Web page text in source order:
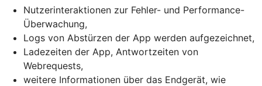
Nutzerinteraktionen zur Fehler- und Performance-
Überwachung,
Logs von Abstürzen der App werden aufgezeichnet,
Ladezeiten der App, Antwortzeiten von
Webrequests,
weitere Informationen über das Endgerät, wie